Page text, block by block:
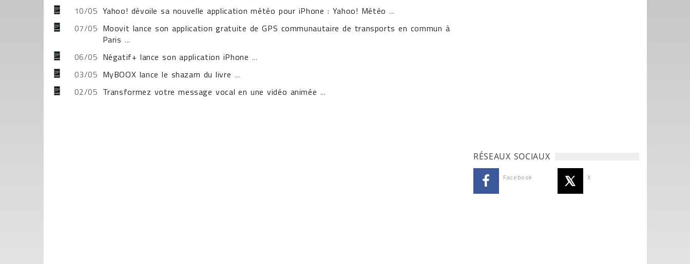
10/05 Yahoo! dévoile sa nouvelle application météo pour iPhone : Yahoo! Météo ...
07/05 Moovit lance son application gratuite de GPS communautaire de transports en commun à
Paris ...
06/05 Négatif+ lance son application iPhone ...
03/05 MyBOOX lance le shazam du livre ...
02/05 Transformez votre message vocal en une vidéo animée ...
RÉSEAUX SOCIAUX
Facebook X